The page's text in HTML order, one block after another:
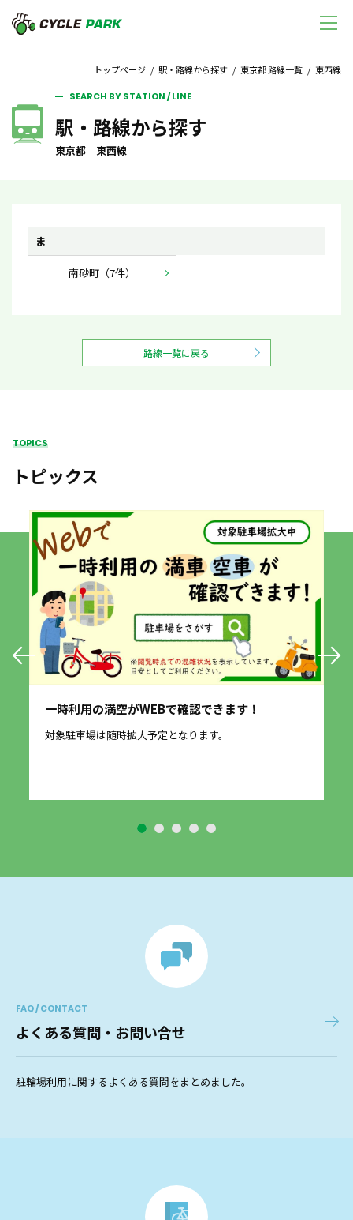
トップページ / 駅・路線から探す / 東京都 路線一覧 / 東西線
SEARCH BY STATION / LINE
駅・路線から探す
東京都 東西線
ま
南砂町（7件）
路線一覧に戻る
TOPICS
トピックス
一時利用の満空がWEBで確認できます！
対象駐車場は随時拡大予定となります。
FAQ / CONTACT
よくある質問・お問い合せ
駐輪場利用に関するよくある質問をまとめました。